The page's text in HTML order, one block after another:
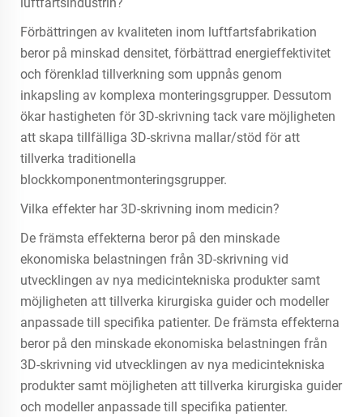
Förbättringen av kvaliteten inom luftfartsfabrikation
beror på minskad densitet, förbättrad energieffektivitet
och förenklad tillverkning som uppnås genom
inkapsling av komplexa monteringsgrupper. Dessutom
ökar hastigheten för 3D-skrivning tack vare möjligheten
att skapa tillfälliga 3D-skrivna mallar/stöd för att
tillverka traditionella
blockkomponentmonteringsgrupper.
Vilka effekter har 3D-skrivning inom medicin?
De främsta effekterna beror på den minskade
ekonomiska belastningen från 3D-skrivning vid
utvecklingen av nya medicintekniska produkter samt
möjligheten att tillverka kirurgiska guider och modeller
anpassade till specifika patienter. De främsta effekterna
beror på den minskade ekonomiska belastningen från
3D-skrivning vid utvecklingen av nya medicintekniska
produkter samt möjligheten att tillverka kirurgiska guider
och modeller anpassade till specifika patienter.